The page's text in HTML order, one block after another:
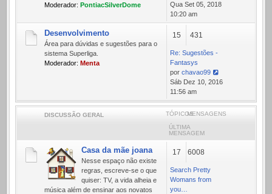
Moderador: PontiacSilverDome
Ver
última
mensagem
Qua Set 05, 2018
10:20 am
Desenvolvimento
Área para dúvidas e sugestões para o
sistema Superliga.
Moderador: Menta
15 431
Re: Sugestões -
Fantasys
por chavao99
Ver
última
mensagem
Sáb Dez 10, 2016
11:56 am
DISCUSSÃO GERAL TÓPICOSMENSAGENS
ÚLTIMA
MENSAGEM
Casa da mãe joana
Nesse espaço não existe
regras, escreve-se o que
quiser: TV, a vida alheia e
música além de ensinar aos novatos
17 6008
Search Pretty
Womans from
you…